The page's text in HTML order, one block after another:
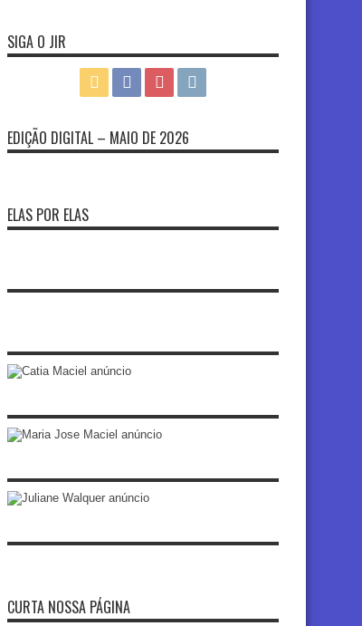
SIGA O JIR
EDIÇÃO DIGITAL – MAIO DE 2026
ELAS POR ELAS
CURTA NOSSA PÁGINA